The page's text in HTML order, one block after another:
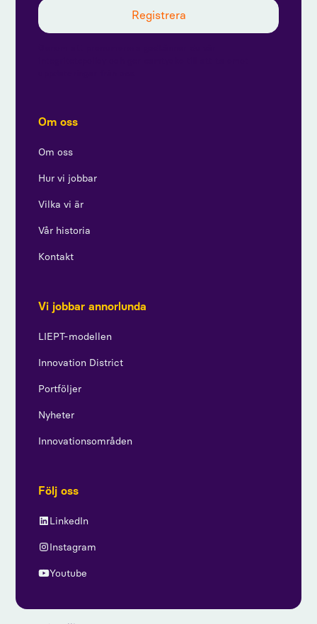
Om oss
Om oss
Hur vi jobbar
Vilka vi är
Vår historia
Kontakt
Vi jobbar annorlunda
LIEPT-modellen
Innovation District
Portföljer
Nyheter
Innovationsområden
Följ oss
LinkedIn
Instagram
Youtube